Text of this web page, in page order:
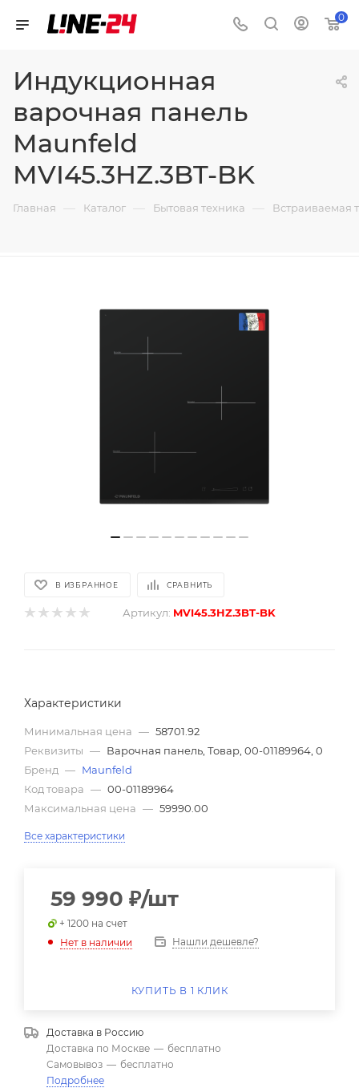
0
Индукционная
варочная панель
Maunfeld
MVI45.3HZ.3BT-BK
Главная — Каталог — Бытовая техника — Встраиваемая
В ИЗБРАННОЕ СРАВНИТЬ
Артикул: MVI45.3HZ.3BT-BK
Характеристики
Минимальная цена — 58701.92
Реквизиты — Варочная панель, Товар, 00-01189964, 0
Бренд — Maunfeld
Код товара — 00-01189964
Максимальная цена — 59990.00
Все характеристики
59 990 ₽/шт
+ 1200 на счет
Нет в наличии
Нашли дешевле?
КУПИТЬ В 1 КЛИК
Доставка в Россию
Доставка по Москве — бесплатно
Самовывоз — бесплатно
Подробнее